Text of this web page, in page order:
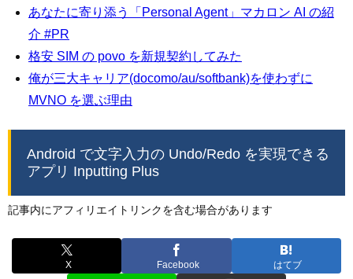
あなたに寄り添う「Personal Agent」マカロン AI の紹
介 #PR
格安 SIM の povo を新規契約してみた
俺が三大キャリア(docomo/au/softbank)を使わずに
MVNO を選ぶ理由
Android で文字入力の Undo/Redo を実現できる
アプリ Inputting Plus
記事内にアフィリエイトリンクを含む場合があります
X Facebook はてブ